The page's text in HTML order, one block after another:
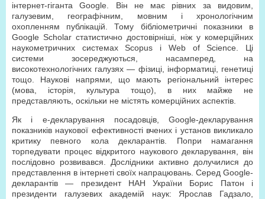
інтернет-гіганта Google. Він не має рівних за видовим,
галузевим, географічним, мовним і хронологічним
охопленням публікацій. Тому бібліометричні показники в
Google Scholar статистично достовірніші, ніж у комерційних
наукометричних системах Scopus і Web of Science. Ці
системи зосереджуються, насамперед, на
високотехнологічних галузях — фізиці, інформатиці, генетиці
тощо. Наукові напрями, що мають регіональний інтерес
(мова, історія, культура тощо), в них майже не
представляють, оскільки не містять комерційних аспектів.
Як і е-декларування посадовців, Google-декларування
показників наукової ефективності вчених і установ викликало
критику певного кола декларантів. Попри намагання
торпедувати процес відкритого наукового декларування, він
послідовно розвивався. Дослідники активно долучилися до
представлення в інтернеті своїх напрацювань. Серед Google-
декларантів — президент НАН України Борис Патон і
президенти галузевих академій наук: Ярослав Гадзало,